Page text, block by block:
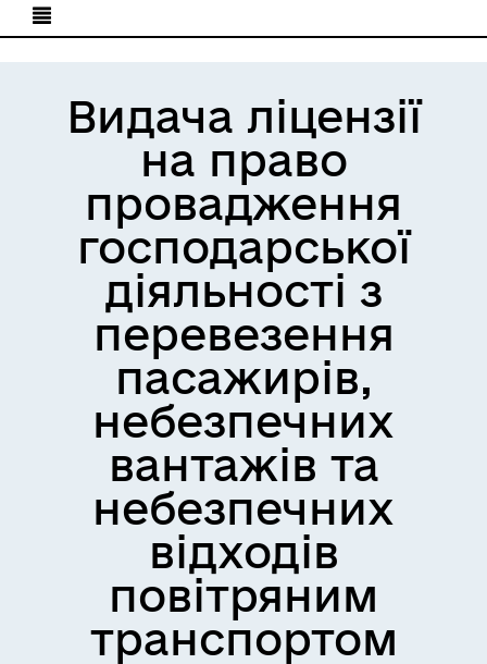
Видача ліцензії
на право
провадження
господарської
діяльності з
перевезення
пасажирів,
небезпечних
вантажів та
небезпечних
відходів
повітряним
транспортом